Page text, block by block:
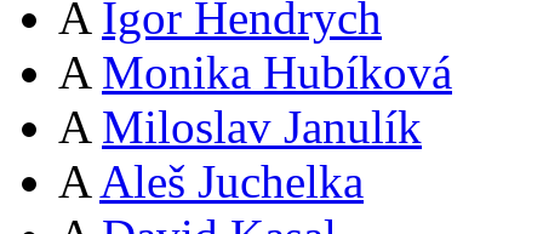
A Igor Hendrych
A Monika Hubíková
A Miloslav Janulík
A Aleš Juchelka